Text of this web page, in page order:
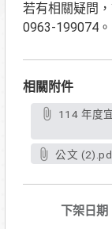
若有相關疑問
0963-199074。
相關附件
公文
下架日期